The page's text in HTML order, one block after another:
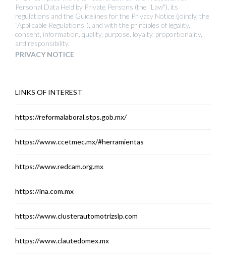
Personal Data Held by Private Persons (the "Law"), its
regulations and the Guidelines for the Privacy Notice (jointly, the
"Applicable Regulations"), and with the principles of legality,
consent, information, quality, purpose, loyalty, proportionality,
and responsibility.
PRIVACY NOTICE
LINKS OF INTEREST
https://reformalaboral.stps.gob.mx/
https://www.ccetmec.mx/#herramientas
https://www.redcam.org.mx
https://ina.com.mx
https://www.clusterautomotrizslp.com
https://www.clautedomex.mx